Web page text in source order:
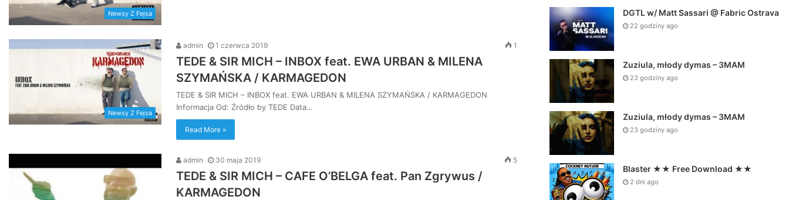
Newsy Z Fejsa
Newsy Z Fejsa
admin 1 czerwca 2019 1
TEDE & SIR MICH – INBOX feat. EWA URBAN & MILENA
SZYMAŃSKA / KARMAGEDON
TEDE & SIR MICH – INBOX feat. EWA URBAN & MILENA SZYMAŃSKA / KARMAGEDON
Informacja Od: Źródło by TEDE Data…
Read More »
admin 30 maja 2019 5
TEDE & SIR MICH – CAFE O’BELGA feat. Pan Zgrywus /
KARMAGEDON
DGTL w/ Matt Sassari @ Fabric Ostrava
22 godziny ago
Zuziula, młody dymas – 3MAM
23 godziny ago
Zuziula, młody dymas – 3MAM
23 godziny ago
Blaster ★★ Free Download ★★
2 dni ago